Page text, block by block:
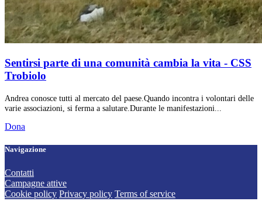
Sentirsi parte di una comunità cambia la vita - CSS
Trobiolo
Andrea conosce tutti al mercato del paese.Quando incontra i volontari delle
varie associazioni, si ferma a salutare.Durante le manifestazioni...
Dona
Navigazione
Contatti
Campagne attive
Cookie policy Privacy policy Terms of service